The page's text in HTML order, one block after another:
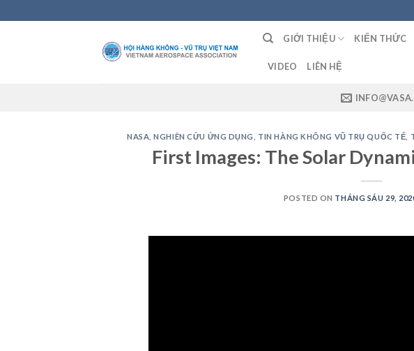
to
GIỚI THIỆU KIẾN THỨC
VIDEO LIÊN HỆ
NASA ,NGHIÊN CỨU ỨNG DỤNG TIN HÀNG KHÔNG VŨ TRỤ QUỐC TẾ
First Images: The Solar
POSTED ON THÁNG SÁU 29,